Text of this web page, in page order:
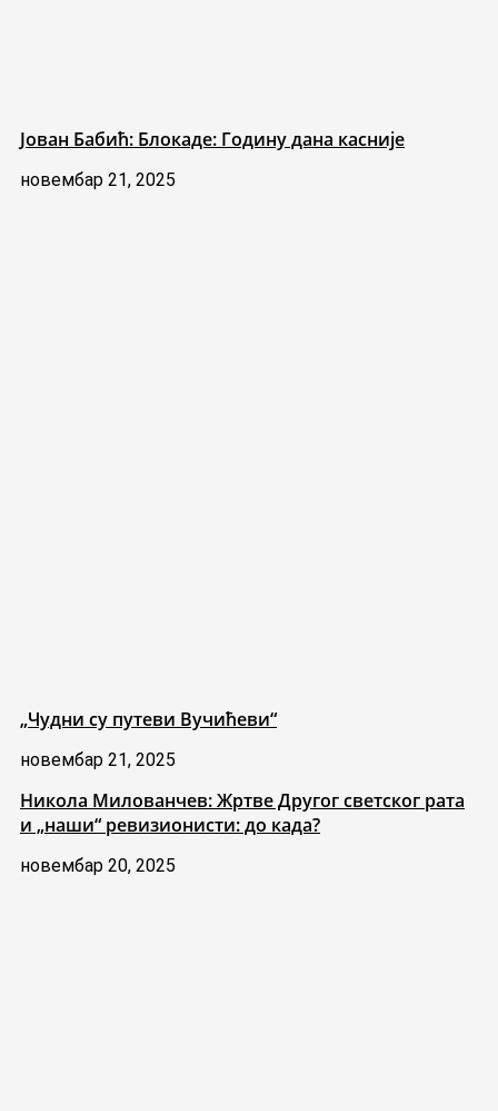
Јован Бабић: Блокаде: Годину дана касније
новембар 21, 2025
„Чудни су путеви Вучићеви“
новембар 21, 2025
Никола Милованчев: Жртве Другог светског рата
и „наши“ ревизионисти: до када?
новембар 20, 2025